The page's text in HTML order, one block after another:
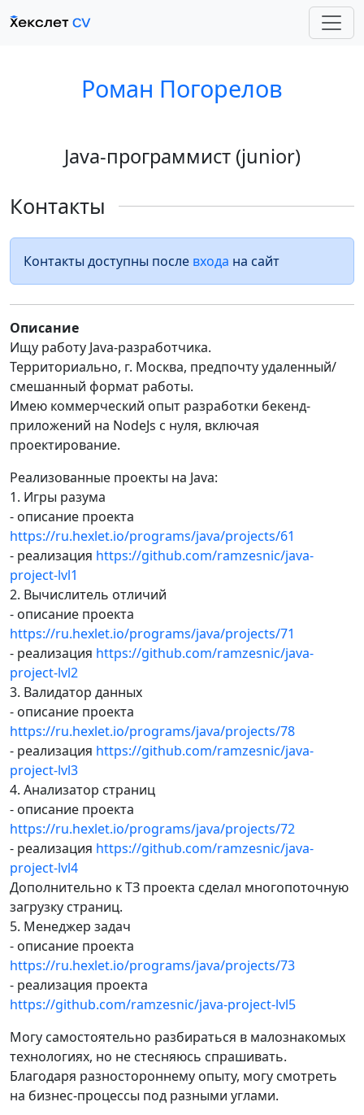
Роман Погорелов
Java-программист (junior)
Контакты
Контакты доступны после входа на сайт
Описание
Ищу работу Java-разработчика.
Территориально, г. Москва, предпочту удаленный/
смешанный формат работы.
Имею коммерческий опыт разработки бекенд-
приложений на NodeJs с нуля, включая
проектирование.
Реализованные проекты на Java:
1. Игры разума
- описание проекта
https://ru.hexlet.io/programs/java/projects/61
- реализация https://github.com/ramzesnic/java-
project-lvl1
2. Вычислитель отличий
- описание проекта
https://ru.hexlet.io/programs/java/projects/71
- реализация https://github.com/ramzesnic/java-
project-lvl2
3. Валидатор данных
- описание проекта
https://ru.hexlet.io/programs/java/projects/78
- реализация https://github.com/ramzesnic/java-
project-lvl3
4. Анализатор страниц
- описание проекта
https://ru.hexlet.io/programs/java/projects/72
- реализация https://github.com/ramzesnic/java-
project-lvl4
Дополнительно к ТЗ проекта сделал многопоточную
загрузку страниц.
5. Менеджер задач
- описание проекта
https://ru.hexlet.io/programs/java/projects/73
- реализация проекта
https://github.com/ramzesnic/java-project-lvl5
Могу самостоятельно разбираться в малознакомых
технологиях, но не стесняюсь спрашивать.
Благодаря разностороннему опыту, могу смотреть
на бизнес-процессы под разными углами.